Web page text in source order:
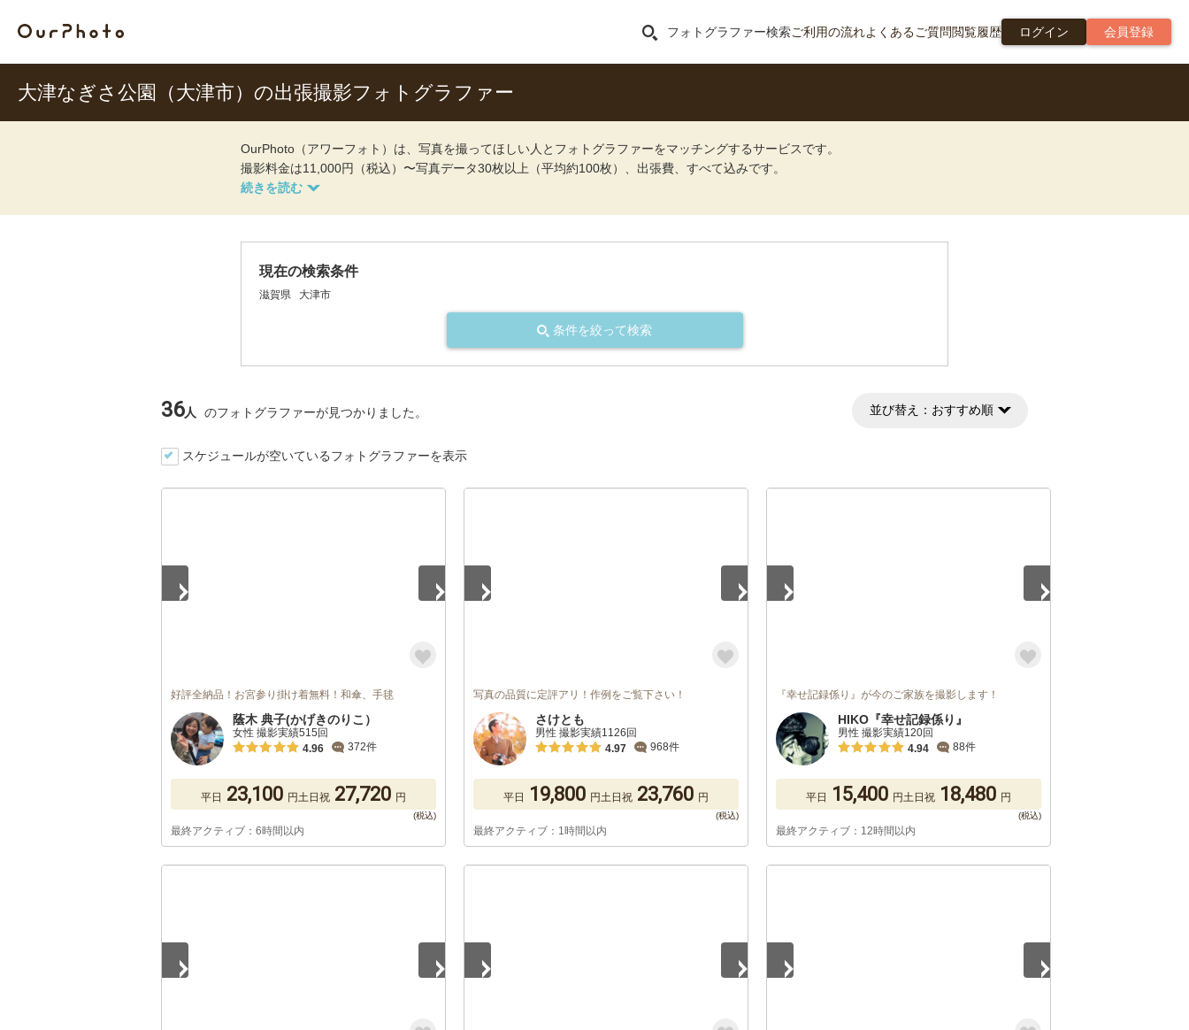
フォトグラファー検索ご利用の流れよくあるご質問閲覧履歴 ログイン 会員登録
大津なぎさ公園（大津市）の出張撮影フォトグラファー
OurPhoto（アワーフォト）は、写真を撮ってほしい人とフォトグラファーをマッチングするサービスです。
撮影料金は11,000円（税込）〜写真データ30枚以上（平均約100枚）、出張費、すべて込みです。
現在の検索条件
滋賀県 大津市
条件を絞って検索
36人 のフォトグラファーが見つかりました。 並び替え： おすすめ順
スケジュールが空いているフォトグラファーを表示
好評全納品！お宮参り掛け着無料！和傘、手毬
蔭木 典子(かげきのりこ）
女性 撮影実績515回
4.96
372件
平日 23,100 円土日祝 27,720 円
最終アクティブ：6時間以内
写真の品質に定評アリ！作例をご覧下さい！
さけとも
男性 撮影実績1126回
4.97
968件
平日 19,800 円土日祝 23,760 円
最終アクティブ：1時間以内
『幸せ記録係り』が今のご家族を撮影します！
HIKO『幸せ記録係り』
男性 撮影実績120回
4.94
88件
平日 15,400 円土日祝 18,480 円
最終アクティブ：12時間以内